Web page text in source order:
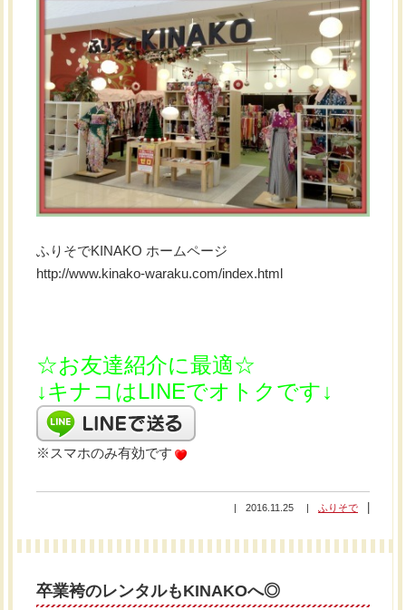
ふりそでKINAKO ホームページ
http://www.kinako-waraku.com/index.html
☆お友達紹介に最適☆
↓キナコはLINEでオトクです↓
※スマホのみ有効です
2016.11.25 ふりそで
卒業袴のレンタルもKINAKOへ◎